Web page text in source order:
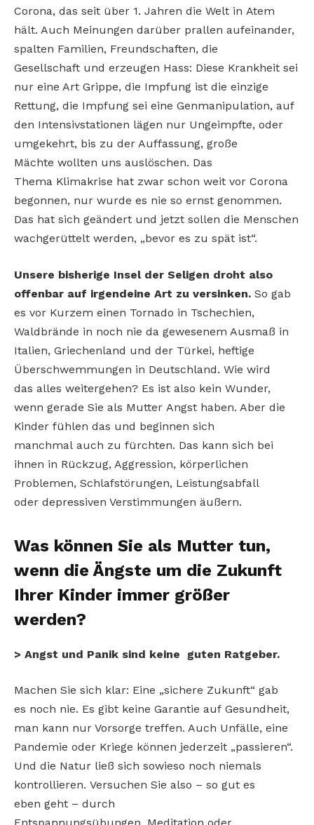
Corona, das seit über 1. Jahren die Welt in Atem
hält. Auch Meinungen darüber prallen aufeinander,
spalten Familien, Freundschaften, die
Gesellschaft und erzeugen Hass: Diese Krankheit sei
nur eine Art Grippe, die Impfung ist die einzige
Rettung, die Impfung sei eine Genmanipulation, auf
den Intensivstationen lägen nur Ungeimpfte, oder
umgekehrt, bis zu der Auffassung, große
Mächte wollten uns auslöschen. Das
Thema Klimakrise hat zwar schon weit vor Corona
begonnen, nur wurde es nie so ernst genommen.
Das hat sich geändert und jetzt sollen die Menschen
wachgerüttelt werden, „bevor es zu spät ist“.
Unsere bisherige Insel der Seligen droht also
offenbar auf irgendeine Art zu versinken. So gab
es vor Kurzem einen Tornado in Tschechien,
Waldbrände in noch nie da gewesenem Ausmaß in
Italien, Griechenland und der Türkei, heftige
Überschwemmungen in Deutschland. Wie wird
das alles weitergehen? Es ist also kein Wunder,
wenn gerade Sie als Mutter Angst haben. Aber die
Kinder fühlen das und beginnen sich
manchmal auch zu fürchten. Das kann sich bei
ihnen in Rückzug, Aggression, körperlichen
Problemen, Schlafstörungen, Leistungsabfall
oder depressiven Verstimmungen äußern.
Was können Sie als Mutter tun,
wenn die Ängste um die Zukunft
Ihrer Kinder immer größer
werden?
> Angst und Panik sind keine guten Ratgeber.
Machen Sie sich klar: Eine „sichere Zukunft“ gab
es noch nie. Es gibt keine Garantie auf Gesundheit,
man kann nur Vorsorge treffen. Auch Unfälle, eine
Pandemie oder Kriege können jederzeit „passieren“.
Und die Natur ließ sich sowieso noch niemals
kontrollieren. Versuchen Sie also – so gut es
eben geht – durch